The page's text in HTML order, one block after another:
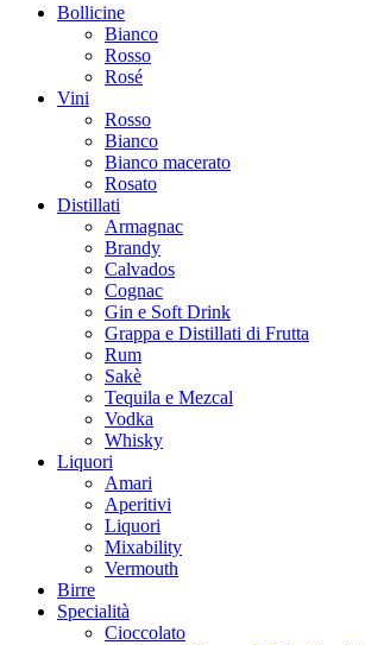
Bollicine
Bianco
Rosso
Rosé
Vini
Rosso
Bianco
Bianco macerato
Rosato
Distillati
Armagnac
Brandy
Calvados
Cognac
Gin e Soft Drink
Grappa e Distillati di Frutta
Rum
Sakè
Tequila e Mezcal
Vodka
Whisky
Liquori
Amari
Aperitivi
Liquori
Mixability
Vermouth
Birre
Specialità
Cioccolato